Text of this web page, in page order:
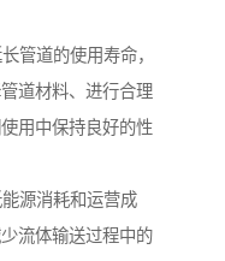
管道的使用寿命，
道材料、进行合理
用中保持良好的性
源消耗和运营成
流体输送过程中的